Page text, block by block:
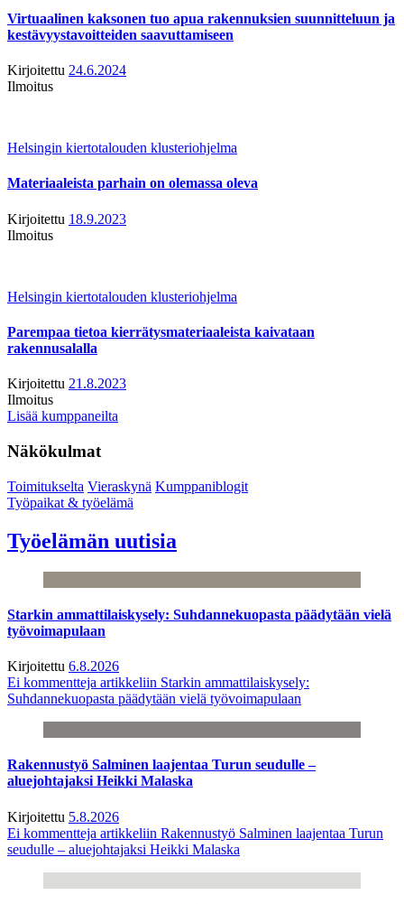
Virtuaalinen kaksonen tuo apua rakennuksien suunnitteluun ja
kestävyystavoitteiden saavuttamiseen
Kirjoitettu 24.6.2024
Ilmoitus
Helsingin kiertotalouden klusteriohjelma
Materiaaleista parhain on olemassa oleva
Kirjoitettu 18.9.2023
Ilmoitus
Helsingin kiertotalouden klusteriohjelma
Parempaa tietoa kierrätysmateriaaleista kaivataan
rakennusalalla
Kirjoitettu 21.8.2023
Ilmoitus
Lisää kumppaneilta
Näkökulmat
Toimitukselta Vieraskynä Kumppaniblogit
Työpaikat & työelämä
Työelämän uutisia
Starkin ammattilaiskysely: Suhdannekuopasta päädytään vielä
työvoimapulaan
Kirjoitettu 6.8.2026
Ei kommentteja artikkeliin Starkin ammattilaiskysely:
Suhdannekuopasta päädytään vielä työvoimapulaan
Rakennustyö Salminen laajentaa Turun seudulle –
aluejohtajaksi Heikki Malaska
Kirjoitettu 5.8.2026
Ei kommentteja artikkeliin Rakennustyö Salminen laajentaa Turun
seudulle – aluejohtajaksi Heikki Malaska